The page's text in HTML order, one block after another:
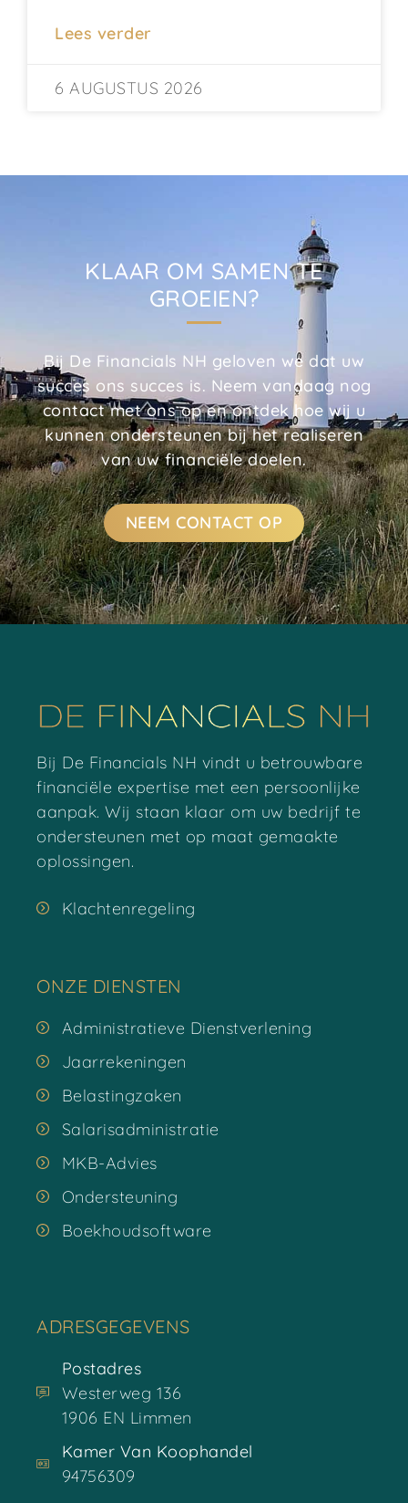
Lees verder
6 AUGUSTUS 2026
KLAAR OM SAMEN TE
GROEIEN?
Bij De Financials NH geloven we dat uw
succes ons succes is. Neem vandaag nog
contact met ons op en ontdek hoe wij u
kunnen ondersteunen bij het realiseren
van uw financiële doelen.
NEEM CONTACT OP
Bij De Financials NH vindt u betrouwbare
financiële expertise met een persoonlijke
aanpak. Wij staan klaar om uw bedrijf te
ondersteunen met op maat gemaakte
oplossingen.
Klachtenregeling
ONZE DIENSTEN
Administratieve Dienstverlening
Jaarrekeningen
Belastingzaken
Salarisadministratie
MKB-Advies
Ondersteuning
Boekhoudsoftware
ADRESGEGEVENS
Postadres
Westerweg 136
1906 EN Limmen
Kamer Van Koophandel
94756309